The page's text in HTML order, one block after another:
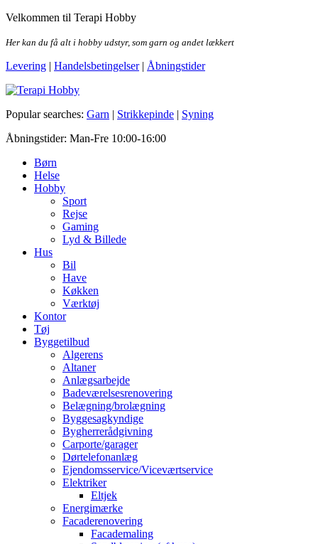
Skip
the
Velkommen til Terapi Hobby
Her kan du få alt i hobby udstyr, som garn og andet lækkert
Levering | Handelsbetingelser| Åbningstider
Terapi Hobby
Popular searches: Garn | Strikkepinde | Syning
Åbningstider: Man-Fre 10:00-16:00
Børn
Helse
Hobby
Sport
Rejse
Gaming
Lyd & Billede
Hus
Bil
Have
Køkken
Værktøj
Kontor
Tøj
Byggetilbud
Algerens
Altaner
Anlægsarbejde
Badeværelsesrenovering
Belægning/brolægning
Byggesagkyndige
Bygherrerådgivning
Carporte/garager
Dørtelefonanlæg
Ejendomsservice/Viceværtservice
Elektriker
Eltjek
Energimærke
Facaderenovering
Facademaling